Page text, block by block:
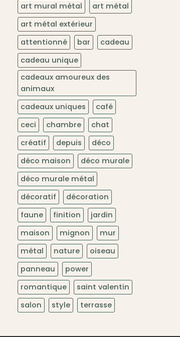
art mural métal
art métal
art métal extérieur
attentionné
bar
cadeau
cadeau unique
cadeaux amoureux des
animaux
cadeaux uniques
café
ceci
chambre
chat
créatif
depuis
déco
déco maison
déco murale
déco murale métal
décoratif
décoration
faune
finition
jardin
maison
mignon
mur
métal
nature
oiseau
panneau
power
romantique
saint valentin
salon
style terrasse